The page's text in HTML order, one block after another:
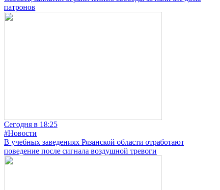
патронов
Сегодня в 18:25
#Новости
В учебных заведениях Рязанской области отработают
поведение после сигнала воздушной тревоги